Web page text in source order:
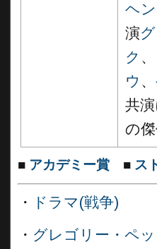
ヘ
演
ク 、
ウ 、
共
の傑
■ アカデミー賞 ■ ス
・
ドラマ(戦争)
・ グレゴリー・ペ